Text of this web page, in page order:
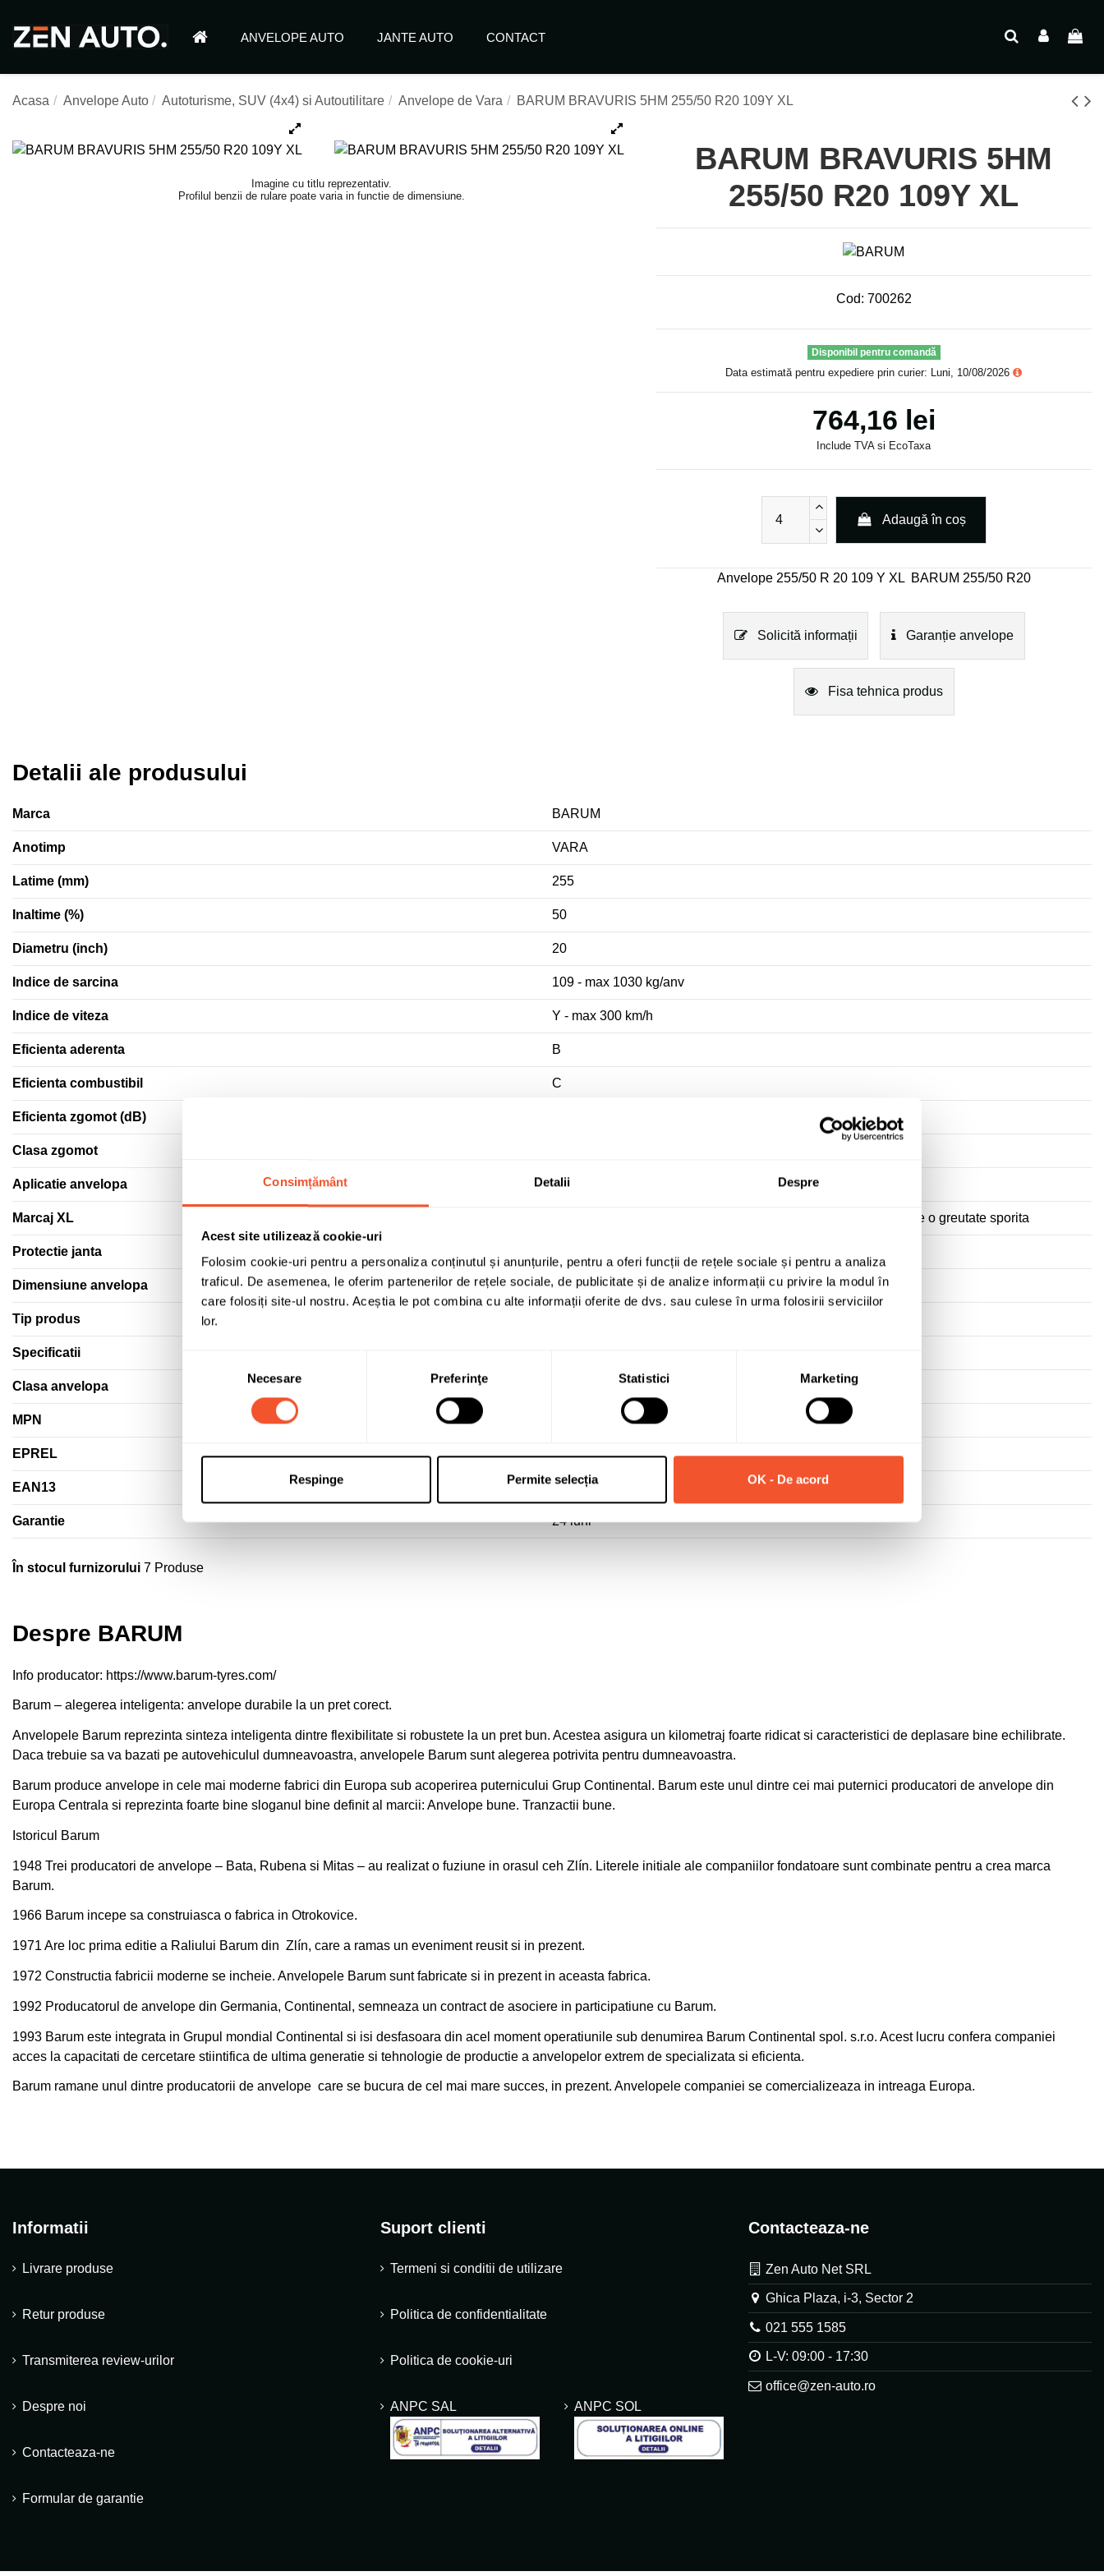
Consimțământ Detalii Despre
Acest site utilizează cookie-uri
Folosim cookie-uri pentru a personaliza conținutul și anunțurile, pentru a oferi funcții de rețele sociale și pentru a analiza
traficul. De asemenea, le oferim partenerilor de rețele sociale, de publicitate și de analize informații cu privire la modul în
care folosiți site-ul nostru. Aceștia le pot combina cu alte informații oferite de dvs. sau culese în urma folosirii serviciilor
lor.
consimțământului
Necesare Preferinţe Statistici Marketing
Respinge Permite selecția OK - De acord
ANVELOPE AUTO JANTE AUTO CONTACT
Acasa Anvelope Auto Autoturisme, SUV (4x4) si Autoutilitare Anvelope de Vara BARUM BRAVURIS 5HM 255/50 R20 109Y XL
Imagine cu titlu reprezentativ.
Profilul benzii de rulare poate varia in functie de dimensiune.
BARUM BRAVURIS 5HM
255/50 R20 109Y XL
Cod: 700262
Disponibil pentru comandă
Data estimată pentru expediere prin curier: Luni, 10/08/2026
764,16 lei
Include TVA si EcoTaxa
Adaugă în coș
Anvelope 255/50 R 20 109 Y XL BARUM 255/50 R20
Solicită informații Garanție anvelope
Fisa tehnica produs
Detalii ale produsului
Marca BARUM
Anotimp VARA
Latime (mm) 255
Inaltime (%) 50
Diametru (inch) 20
Indice de sarcina 109 - max 1030 kg/anv
Indice de viteza Y - max 300 km/h
Eficienta aderenta B
Eficienta combustibil C
Eficienta zgomot (dB)
Clasa zgomot
Aplicatie anvelopa Autoturisme
Marcaj XL DA - Anvelopa cu peretii laterali ranforsati pentru a putea sustine o greutate sporita
Protectie janta
Dimensiune anvelopa 255/50 R20
Tip produs
Specificatii
Clasa anvelopa
MPN
EPREL 491399
EAN13 4024063004177
Garantie 24 luni
În stocul furnizorului 7 Produse
Despre BARUM
Info producator: https://www.barum-tyres.com/
Barum – alegerea inteligenta: anvelope durabile la un pret corect.
Anvelopele Barum reprezinta sinteza inteligenta dintre flexibilitate si robustete la un pret bun. Acestea asigura un kilometraj foarte ridicat si caracteristici de deplasare bine echilibrate.
Daca trebuie sa va bazati pe autovehiculul dumneavoastra, anvelopele Barum sunt alegerea potrivita pentru dumneavoastra.
Barum produce anvelope in cele mai moderne fabrici din Europa sub acoperirea puternicului Grup Continental. Barum este unul dintre cei mai puternici producatori de anvelope din
Europa Centrala si reprezinta foarte bine sloganul bine definit al marcii: Anvelope bune. Tranzactii bune.
Istoricul Barum
1948 Trei producatori de anvelope – Bata, Rubena si Mitas – au realizat o fuziune in orasul ceh Zlín. Literele initiale ale companiilor fondatoare sunt combinate pentru a crea marca
Barum.
1966 Barum incepe sa construiasca o fabrica in Otrokovice.
1971 Are loc prima editie a Raliului Barum din Zlín, care a ramas un eveniment reusit si in prezent.
1972 Constructia fabricii moderne se incheie. Anvelopele Barum sunt fabricate si in prezent in aceasta fabrica.
1992 Producatorul de anvelope din Germania, Continental, semneaza un contract de asociere in participatiune cu Barum.
1993 Barum este integrata in Grupul mondial Continental si isi desfasoara din acel moment operatiunile sub denumirea Barum Continental spol. s.r.o. Acest lucru confera companiei
acces la capacitati de cercetare stiintifica de ultima generatie si tehnologie de productie a anvelopelor extrem de specializata si eficienta.
Barum ramane unul dintre producatorii de anvelope care se bucura de cel mai mare succes, in prezent. Anvelopele companiei se comercializeaza in intreaga Europa.
Informatii
Livrare produse
Retur produse
Transmiterea review-urilor
Despre noi
Contacteaza-ne
Formular de garantie
Suport clienti
Termeni si conditii de utilizare
Politica de confidentialitate
Politica de cookie-uri
ANPC SAL ANPC SOL
Contacteaza-ne
Zen Auto Net SRL
Ghica Plaza, i-3, Sector 2
021 555 1585
L-V: 09:00 - 17:30
office@zen-auto.ro